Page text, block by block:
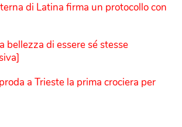
di Latina firma un protocollo con
bellezza di essere sé stesse
a Trieste la prima crociera per